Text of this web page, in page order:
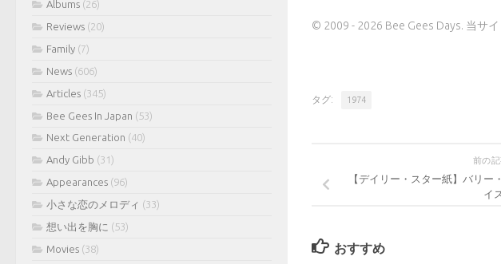
© 2009 - 2026 Bee Gees Days. 当サ
タグ: 1974
前の
【デイリー・スター紙】バリ
イ
おすすめ
Albums (26)
Reviews (20)
Family (7)
News (606)
Articles (345)
Bee Gees In Japan (53)
Next Generation (40)
Andy Gibb (31)
Appearances (96)
小さな恋のメロディ (33)
想い出を胸に (53)
Movies (38)